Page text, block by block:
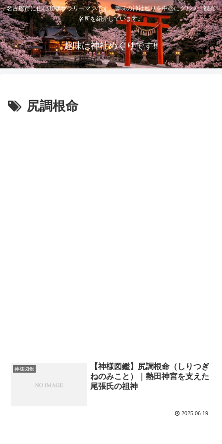
名古屋市に住む30代サラリーマンです。趣味の神社巡りを中心にグルメ、観光
名所を紹介しています。
趣味は神社めぐりです!!
尻調根命
神様図鑑
【神様図鑑】尻調根命（しりつぎ
ねのみこと）｜熱田神宮を支えた
尾張氏の祖神
2025.06.19